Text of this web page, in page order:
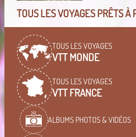
TOUS LES VOYAGES PRÊTS À
TOUS LES VOYAGES
VTT MONDE
TOUS LES VOYAGES
VTT FRANCE
ALBUMS PHOTOS & VIDÉOS